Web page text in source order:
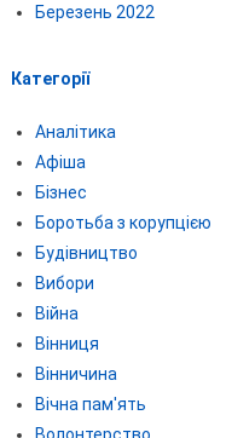
Березень 2022
Категорії
Аналітика
Афіша
Бізнес
Боротьба з корупцією
Будівництво
Вибори
Війна
Вінниця
Вінничина
Вічна пам'ять